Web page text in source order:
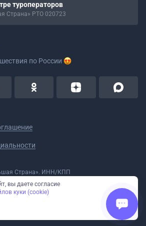
туроператоров
Страна» РТО 020723
по России
Страна». ИНН/КПП
1185958020533
№ 59-18-006319 (Приказ № 321 от
изображений и текстов возможно
ссылки на сайт Большая Страна.
вы даете согласие
куки (cookie)